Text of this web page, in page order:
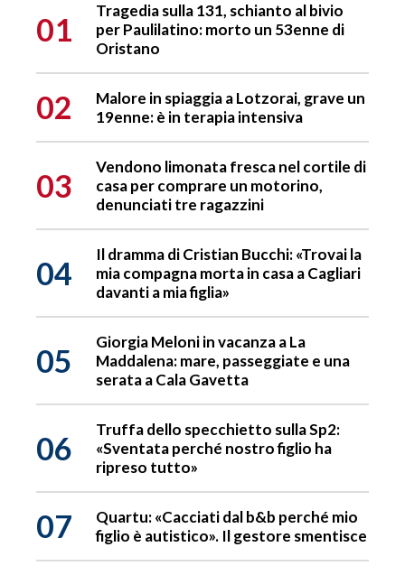
01
Tragedia sulla 131, schianto al bivio
per Paulilatino: morto un 53enne di
Oristano
02
Malore in spiaggia a Lotzorai, grave un
19enne: è in terapia intensiva
03
Vendono limonata fresca nel cortile di
casa per comprare un motorino,
denunciati tre ragazzini
04
Il dramma di Cristian Bucchi: «Trovai la
mia compagna morta in casa a Cagliari
davanti a mia figlia»
05
Giorgia Meloni in vacanza a La
Maddalena: mare, passeggiate e una
serata a Cala Gavetta
06
Truffa dello specchietto sulla Sp2:
«Sventata perché nostro figlio ha
ripreso tutto»
07
Quartu: «Cacciati dal b&b perché mio
figlio è autistico». Il gestore smentisce